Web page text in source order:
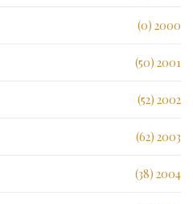
2000 (0)
2001 (50)
2002 (52)
2003 (62)
2004 (38)